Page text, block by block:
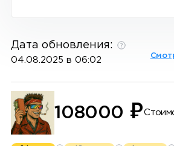
Дата обновления:
04.08.2025 в 06:02
108000 ₽